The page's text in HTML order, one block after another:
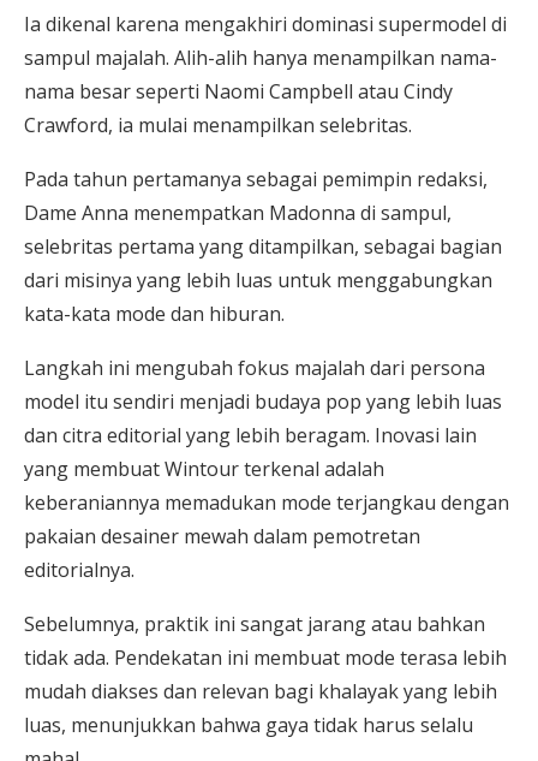
Ia dikenal karena mengakhiri dominasi supermodel di
sampul majalah. Alih-alih hanya menampilkan nama-
nama besar seperti Naomi Campbell atau Cindy
Crawford, ia mulai menampilkan selebritas.
Pada tahun pertamanya sebagai pemimpin redaksi,
Dame Anna menempatkan Madonna di sampul,
selebritas pertama yang ditampilkan, sebagai bagian
dari misinya yang lebih luas untuk menggabungkan
kata-kata mode dan hiburan.
Langkah ini mengubah fokus majalah dari persona
model itu sendiri menjadi budaya pop yang lebih luas
dan citra editorial yang lebih beragam. Inovasi lain
yang membuat Wintour terkenal adalah
keberaniannya memadukan mode terjangkau dengan
pakaian desainer mewah dalam pemotretan
editorialnya.
Sebelumnya, praktik ini sangat jarang atau bahkan
tidak ada. Pendekatan ini membuat mode terasa lebih
mudah diakses dan relevan bagi khalayak yang lebih
luas, menunjukkan bahwa gaya tidak harus selalu